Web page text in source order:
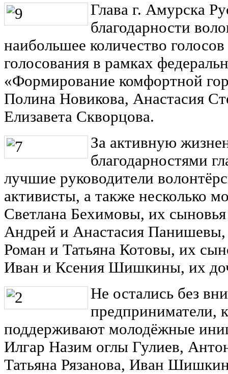
Глава г. Амурска
благодарности
наибольшее количество
голосования в рамках
«Формирование комфортной
Полина Новикова, Анастасия
Елизавета Скворцова.
За активную
благодарностями
лучшие руководители
активисты, а также несколько
Светлана Бехимовы, их
Андрей и Анастасия
Роман и Татьяна Котовы, их
Иван и Ксения Шишкины, их
Не остались без
предприниматели,
поддерживают молодёжные
Илгар Назим оглы Гулиев,
Татьяна Рязанова, Иван